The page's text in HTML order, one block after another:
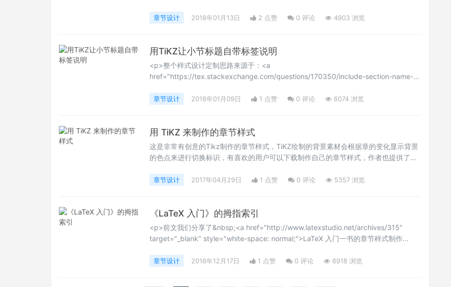
章节设计 2018年01月13日 2 点赞 0 评论 4903 浏览
用TiKZ让小节标题自带标签说明
<p>整个样式设计定制思路来源于：<a
href="https://tex.stackexchange.com/questions/170350/include-section-name-
rel="noopener" style="white-space:
章节设计 2018年01月09日 1 点赞 0 评论 6074 浏览
用 TiKZ 来制作的章节样式
这是非常有创意的Tikz制作的章节样式，TiKZ绘制的背景素材会根据章的变化显示背景
的色点来进行切换标识，有喜欢的用户可以下载制作自己的章节样式，作者也提供了不
章节设计 2017年04月29日 1 点赞 0 评论 5357 浏览
《LaTeX 入门》的拇指索引
<p>前文我们分享了&nbsp;<a href="http://www.latexstudio.net/archives/315"
target="_blank" style="white-space: normal;">LaTeX 入门一书的章节样式制作
（thumb index）相关的包，比如 thumbs，不过这个拇指索引是作者用 TiKZ 画的。把
章节设计 2016年12月17日 1 点赞 0 评论 6918 浏览